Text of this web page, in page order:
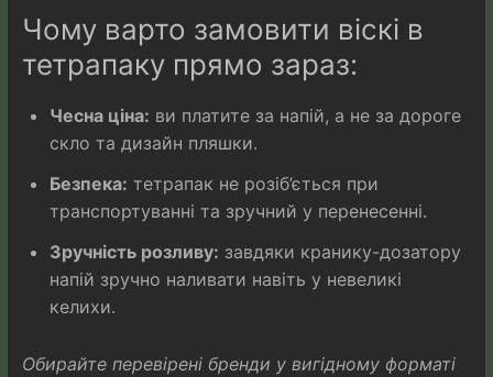
Чому варто замовити віскі в
тетрапаку прямо зараз:
Чесна ціна: ви платите за напій, а не за дороге
скло та дизайн пляшки.
Безпека: тетрапак не розіб’ється при
транспортуванні та зручний у перенесенні.
Зручність розливу: завдяки кранику-дозатору
напій зручно наливати навіть у невеликі
келихи.
Обирайте перевірені бренди у вигідному форматі